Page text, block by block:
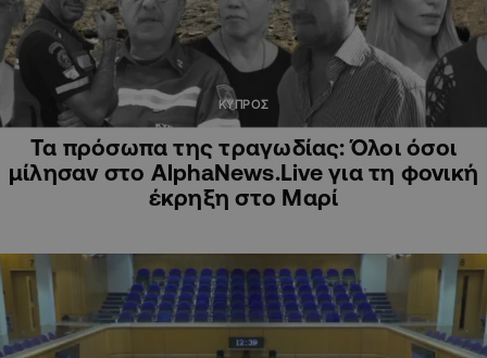
ΚΥΠΡΟΣ
Τα πρόσωπα της τραγωδίας: Όλοι όσοι
μίλησαν στο AlphaNews.Live για τη φονική
έκρηξη στο Μαρί